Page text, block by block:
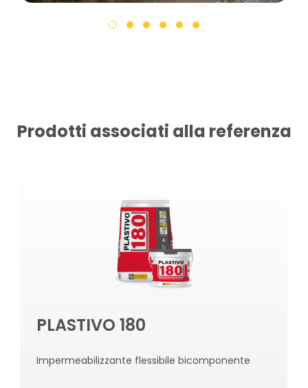
Prodotti associati alla referenza
PLASTIVO 180
Impermeabilizzante flessibile bicomponente